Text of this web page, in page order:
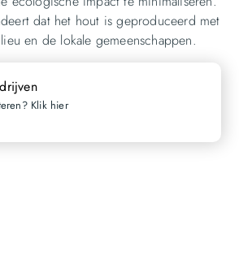
dat het hout is geproduceerd met
en de lokale gemeenschappen.
Klik hier